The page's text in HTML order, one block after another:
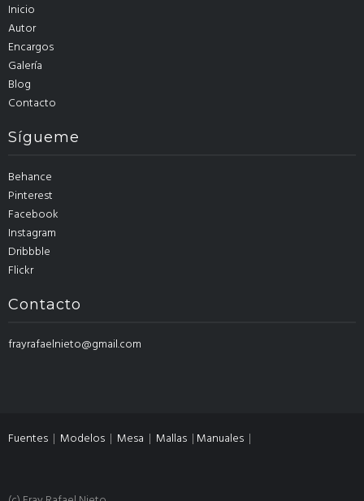
Inicio
Autor
Encargos
Galería
Blog
Contacto
Sígueme
Behance
Pinterest
Facebook
Instagram
Dribbble
Flickr
Contacto
frayrafaelnieto@gmail.com
Fuentes | Modelos | Mesa | Mallas | Manuales |